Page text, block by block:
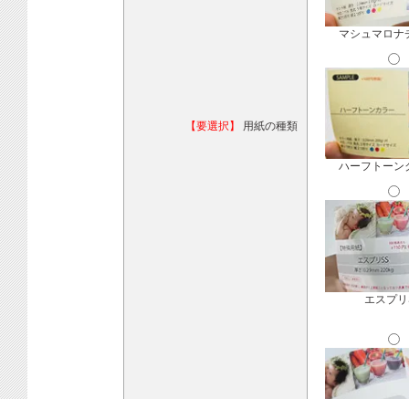
【要選択】 用紙の種類
マシュマロナ
ハーフトーン
エスプ